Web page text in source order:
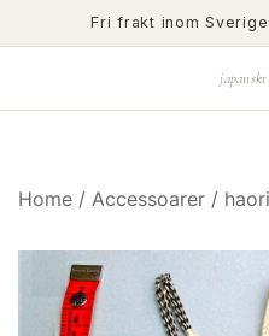
to
Fri frakt inom
Home / Accessoarer /